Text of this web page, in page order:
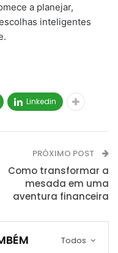
a planejar,
inteligentes
Linkedin
PRÓXIMO POST
Como transformar a
mesada em uma
aventura financeira
Todos